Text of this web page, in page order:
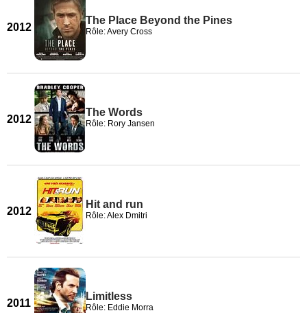
2012
The Place Beyond the Pines
Rôle: Avery Cross
2012
The Words
Rôle: Rory Jansen
2012
Hit and run
Rôle: Alex Dmitri
2011
Limitless
Rôle: Eddie Morra